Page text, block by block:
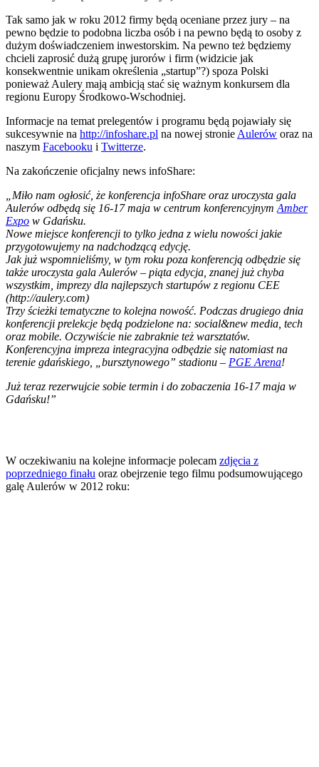
Tak samo jak w roku 2012 firmy będą oceniane przez jury – na
pewno będzie to podobna liczba osób i na pewno będą to osoby z
dużym doświadczeniem inwestorskim. Na pewno też będziemy
chcieli zaprosić dużą grupę jurorów i firm (widzicie jak
konsekwentnie unikam określenia „startup”?) spoza Polski
ponieważ Aulery mają ambicją stać się ważnym konkursem dla
regionu Europy Środkowo-Wschodniej.
Informacje na temat prelegentów i programu będą pojawiały się
sukcesywnie na http://infoshare.pl na nowej stronie Aulerów oraz na
naszym Facebooku i Twitterze.
Na zakończenie oficjalny news infoShare:
„Miło nam ogłosić, że konferencja infoShare oraz uroczysta gala
Aulerów odbędą się 16-17 maja w centrum konferencyjnym Amber
Expo w Gdańsku.
Nowe miejsce konferencji to tylko jedna z wielu nowości jakie
przygotowujemy na nadchodzącą edycję.
Jak już wspomnieliśmy, w tym roku poza konferencją odbędzie się
także uroczysta gala Aulerów – piąta edycja, znanej już chyba
wszystkim, imprezy dla najlepszych startupów z regionu CEE
(http://aulery.com)
Trzy ścieżki tematyczne to kolejna nowość. Podczas drugiego dnia
konferencji prelekcje będą podzielone na: social&new media, tech
oraz mobile. Oczywiście nie zabraknie też warsztatów.
Konferencyjna impreza integracyjna odbędzie się natomiast na
terenie gdańskiego, „bursztynowego” stadionu – PGE Arena!
Już teraz rezerwujcie sobie termin i do zobaczenia 16-17 maja w
Gdańsku!”
W oczekiwaniu na kolejne informacje polecam zdjęcia z
poprzedniego finału oraz obejrzenie tego filmu podsumowującego
galę Aulerów w 2012 roku: